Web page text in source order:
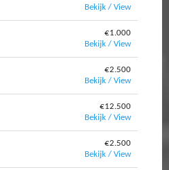
Bekijk / View
€1.000
Bekijk / View
€2.500
Bekijk / View
€12.500
Bekijk / View
€2.500
Bekijk / View